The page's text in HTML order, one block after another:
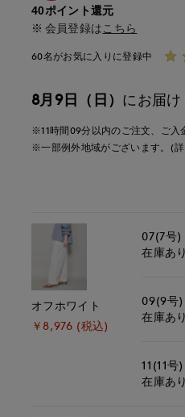
40ポイント還元
会員登録は こちら
60名がお気に入りに登録中
8月9日（日） にお届け
※11時間09分以内のご注文、ご入
※一部例外地域がございます。(
オフホワイト
￥8,976 (税込)
07(7号)
在庫あり
09(9号)
在庫あり
11(11号)
在庫あり